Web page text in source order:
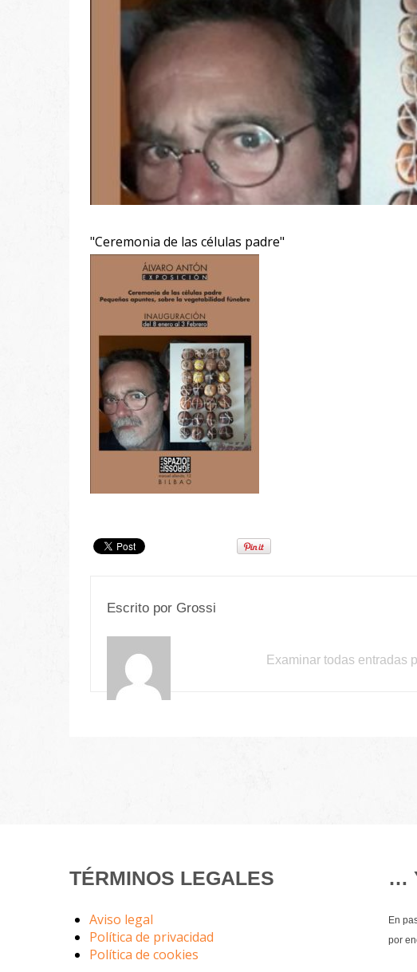
"Ceremonia de las células padre"
Escrito por Grossi
Examinar todas entradas
TÉRMINOS LEGALES
Aviso legal
Política de privacidad
Política de cookies
…
En
por